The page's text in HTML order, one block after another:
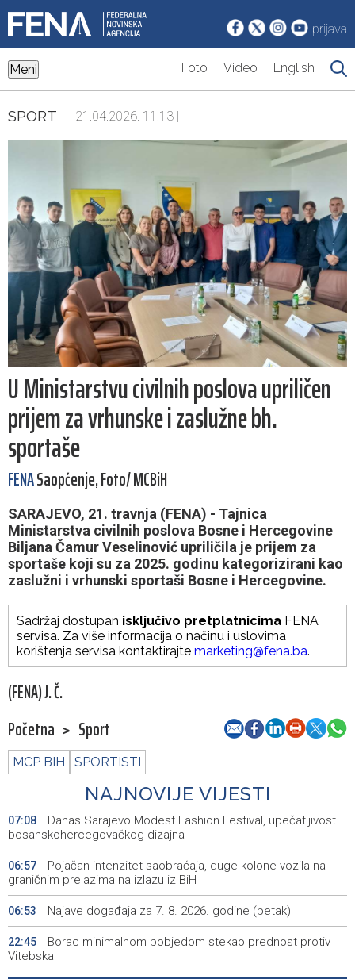
prijava
Meni Foto Video English
SPORT | 21.04.2026. 11:13 |
U Ministarstvu civilnih poslova upriličen
prijem za vrhunske i zaslužne bh.
sportaše
FENASaopćenje, Foto/ MCBiH
SARAJEVO, 21. travnja (FENA) - Tajnica
Ministarstva civilnih poslova Bosne i Hercegovine
Biljana Čamur Veselinović upriličila je prijem za
sportaše koji su za 2025. godinu kategorizirani kao
zaslužni i vrhunski sportaši Bosne i Hercegovine.
Sadržaj dostupan isključivo pretplatnicima FENA
servisa. Za više informacija o načinu i uslovima
korištenja servisa kontaktirajte marketing@fena.ba.
(FENA) J. Č.
Početna > Sport
MCP BIH SPORTISTI
NAJNOVIJE VIJESTI
07:08
Danas Sarajevo Modest Fashion Festival, upečatljivost
bosanskohercegovačkog dizajna
06:57
Pojačan intenzitet saobraćaja, duge kolone vozila na
graničnim prelazima na izlazu iz BiH
06:53 Najave događaja za 7. 8. 2026. godine (petak)
22:45
Borac minimalnom pobjedom stekao prednost protiv
Vitebska